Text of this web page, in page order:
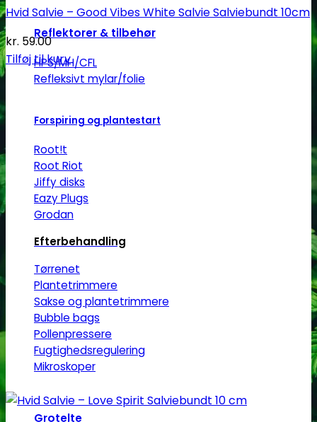
Reflektorer & tilbehør
HPS/MH/CFL
Refleksivt mylar/folie
Forspiring og plantestart
Root!t
Root Riot
Jiffy disks
Eazy Plugs
Grodan
Efterbehandling
Tørrenet
Plantetrimmere
Sakse og plantetrimmere
Bubble bags
Pollenpressere
Fugtighedsregulering
Mikroskoper
Grotelte
Hvid Salvie – Good Vibes White Salvie Salviebundt 10cm
kr. 59.00
Tilføj til kurv